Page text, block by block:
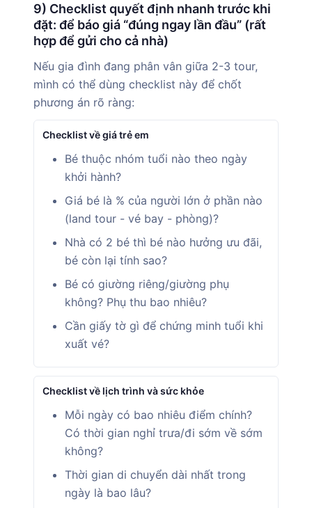
9) Checklist quyết định nhanh trước khi
đặt: để báo giá “đúng ngay lần đầu” (rất
hợp để gửi cho cả nhà)
Nếu gia đình đang phân vân giữa 2-3 tour,
mình có thể dùng checklist này để chốt
phương án rõ ràng:
Checklist về giá trẻ em
Bé thuộc nhóm tuổi nào theo ngày
khởi hành?
Giá bé là % của người lớn ở phần nào
(land tour - vé bay - phòng)?
Nhà có 2 bé thì bé nào hưởng ưu đãi,
bé còn lại tính sao?
Bé có giường riêng/giường phụ
không? Phụ thu bao nhiêu?
Cần giấy tờ gì để chứng minh tuổi khi
xuất vé?
Checklist về lịch trình và sức khỏe
Mỗi ngày có bao nhiêu điểm chính?
Có thời gian nghỉ trưa/đi sớm về sớm
không?
Thời gian di chuyển dài nhất trong
ngày là bao lâu?